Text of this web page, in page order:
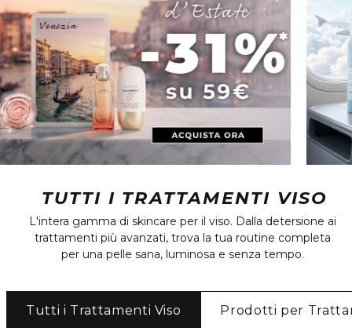
TUTTI I TRATTAMENTI VISO
L'intera gamma di skincare per il viso. Dalla detersione ai
trattamenti più avanzati, trova la tua routine completa
per una pelle sana, luminosa e senza tempo.
Tutti i Trattamenti Viso Prodotti per